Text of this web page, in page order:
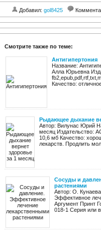
Добавил: gol8425
Смотрите также по теме:
Антигипертония
Название:
Алла Юрьевна
Качество:
Рыдающее дыхание
Автор: Вилунас Юрий
месяц Издательство:
10,6 мб Качество:
лекарств. Продлить
Сосуды и
растениями
Автор: О.
Эффективное
Аргумент Принт
018-1 Серия или